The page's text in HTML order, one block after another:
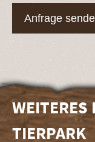
Anfrage
WEITERES
TIERPARK